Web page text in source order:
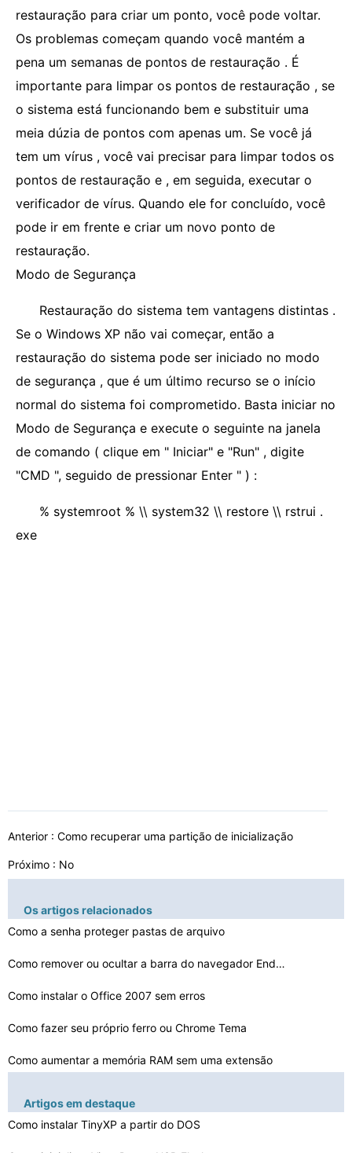
restauração para criar um ponto, você pode voltar.
Os problemas começam quando você mantém a
pena um semanas de pontos de restauração . É
importante para limpar os pontos de restauração , se
o sistema está funcionando bem e substituir uma
meia dúzia de pontos com apenas um. Se você já
tem um vírus , você vai precisar para limpar todos os
pontos de restauração e , em seguida, executar o
verificador de vírus. Quando ele for concluído, você
pode ir em frente e criar um novo ponto de
restauração.
Modo de Segurança
Restauração do sistema tem vantagens distintas .
Se o Windows XP não vai começar, então a
restauração do sistema pode ser iniciado no modo
de segurança , que é um último recurso se o início
normal do sistema foi comprometido. Basta iniciar no
Modo de Segurança e execute o seguinte na janela
de comando ( clique em " Iniciar" e "Run" , digite
"CMD ", seguido de pressionar Enter " ) :
% systemroot % \\ system32 \\ restore \\ rstrui .
exe
Anterior : Como recuperar uma partição de inicialização
Próximo : No
Os artigos relacionados
Como a senha proteger pastas de arquivo
Como remover ou ocultar a barra do navegador Endereço
Como instalar o Office 2007 sem erros
Como fazer seu próprio ferro ou Chrome Tema
Como aumentar a memória RAM sem uma extensão
O que é o uso de F10 em um computador
Artigos em destaque
Como instalar TinyXP a partir do DOS